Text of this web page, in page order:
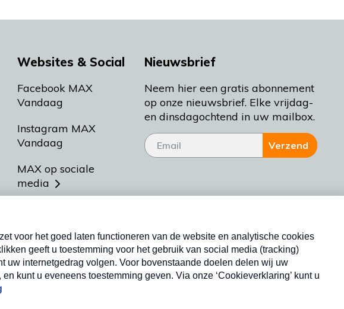
Websites & Social
Facebook MAX
Vandaag
Instagram MAX
Vandaag
MAX op sociale
media
Meldpunt Actueel
Heel Holland Bakt
Nieuwsbrief
Neem hier een gratis abonnement
op onze nieuwsbrief. Elke vrijdag-
en dinsdagochtend in uw mailbox.
Verzend
Nieuwsbrief
Neem hier een gratis abonnement op onze